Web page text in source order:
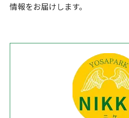
情報をお届けします。